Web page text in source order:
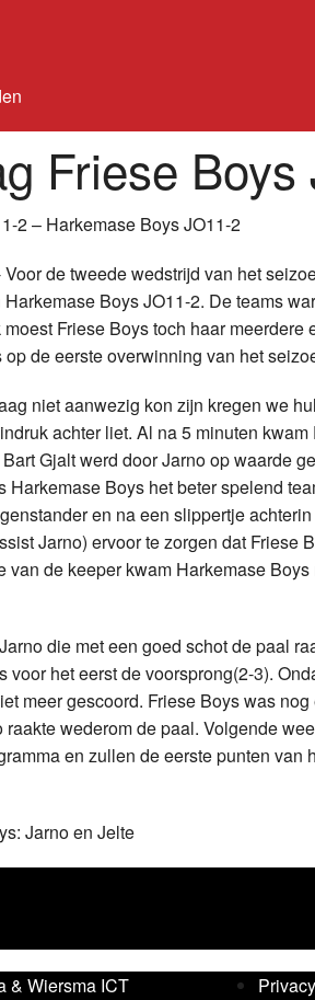
Friese Boys
2 – Harkemase Boys JO11-2
de tweede wedstrijd van het
Boys JO11-2. De teams
Friese Boys toch haar meerdere
op de eerste overwinning van het
niet aanwezig kon zijn kregen we
achter liet. Al na 5 minuten kwam
Gjalt werd door Jarno op waarde
Harkemase Boys het beter spelend
en na een slippertje
Jarno) ervoor te zorgen dat Friese
van de keeper kwam Harkemase
die met een goed schot de paal
voor het eerst de voorsprong(2-3).
meer gescoord. Friese Boys was
raakte wederom de paal. Volgende
en zullen de eerste punten van
Jarno en Jelte
& Wiersma ICT Privacy